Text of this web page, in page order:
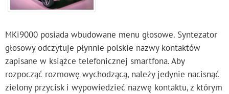
MKi9000 posiada wbudowane menu głosowe. Syntezator
głosowy odczytuje płynnie polskie nazwy kontaktów
zapisane w książce telefonicznej smartfona. Aby
rozpocząć rozmowę wychodzącą, należy jedynie nacisnąć
zielony przycisk i wypowiedzieć nazwę kontaktu, z którym